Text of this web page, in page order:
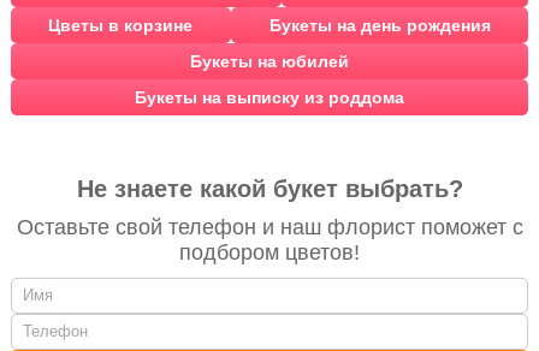
Цветы в корзине
Букеты на день рождения
Букеты на юбилей
Букеты на выписку из роддома
Не знаете какой букет выбрать?
Оставьте свой телефон и наш флорист поможет с
подбором цветов!